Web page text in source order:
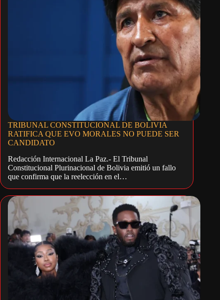
TRIBUNAL CONSTITUCIONAL DE BOLIVIA
RATIFICA QUE EVO MORALES NO PUEDE SER
CANDIDATO
Redacción Internacional La Paz.- El Tribunal
Constitucional Plurinacional de Bolivia emitió un fallo
que confirma que la reelección en el…